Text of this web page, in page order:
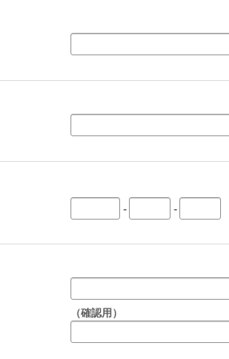
- -
（確認用）